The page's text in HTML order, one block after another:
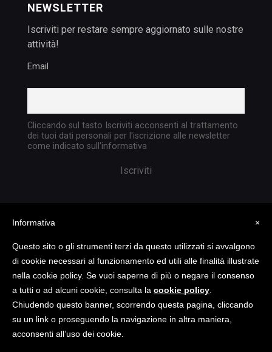
NEWSLETTER
Iscriviti per restare sempre aggiornato sulle nostre
attività!
Email
Cliccando sul tasto Iscriviti acconsenti al trattamento
dei tuoi dati personali per l'iscrizione alle newsletter
come indicato sull'informativa
Copyright @ 2023 TATTICA S.R.L. | All rights
reserved | P.I. 05903351004
×
Informativa
Questo sito o gli strumenti terzi da questo utilizzati si avvalgono
di cookie necessari al funzionamento ed utili alle finalità illustrate
nella cookie policy. Se vuoi saperne di più o negare il consenso
a tutti o ad alcuni cookie, consulta la cookie policy
Chiudendo questo banner, scorrendo questa pagina, cliccando
su un link o proseguendo la navigazione in altra maniera,
acconsenti all’uso dei cookie.